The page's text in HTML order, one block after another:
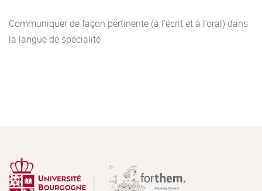
Communiquer de façon pertinente (à l’écrit et à l’oral) dans
la langue de spécialité